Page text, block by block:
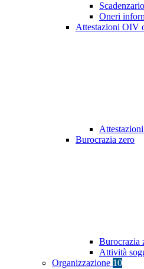
Oneri
Attestazioni OIV
Burocrazia zero
Burocrazia
Attività
Organizzazione 10